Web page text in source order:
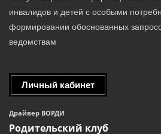
инвалидов и детей с особыми
формировании обоснованных
ведомствам
Личный кабинет
Драйвер ВОРДИ
Родительский клуб